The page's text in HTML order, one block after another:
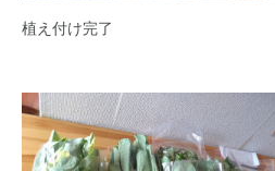
植え付け完了